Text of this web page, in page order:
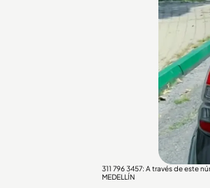
311 796 3457: A través de este
MEDELLÍN